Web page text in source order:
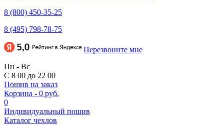
8 (800) 450-35-25
8 (495) 798-78-75
Перезвоните мне
Пн - Вс
С 8 00 до 22 00
Пошив на заказ
Корзина - 0 руб.
0
Индивидуальный пошив
Каталог чехлов